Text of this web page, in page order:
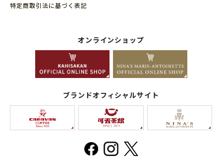
特定商取引法に基づく表記
オンラインショップ
ブランドオフィシャルサイト